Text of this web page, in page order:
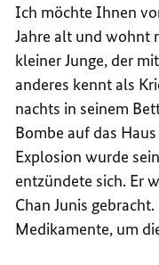
Ich möchte Ihnen
Jahre alt und wohnt
kleiner Junge, der
anderes kennt als
nachts in seinem
Bombe auf das
Explosion wurde
entzündete sich. Er
Chan Junis
Medikamente, um